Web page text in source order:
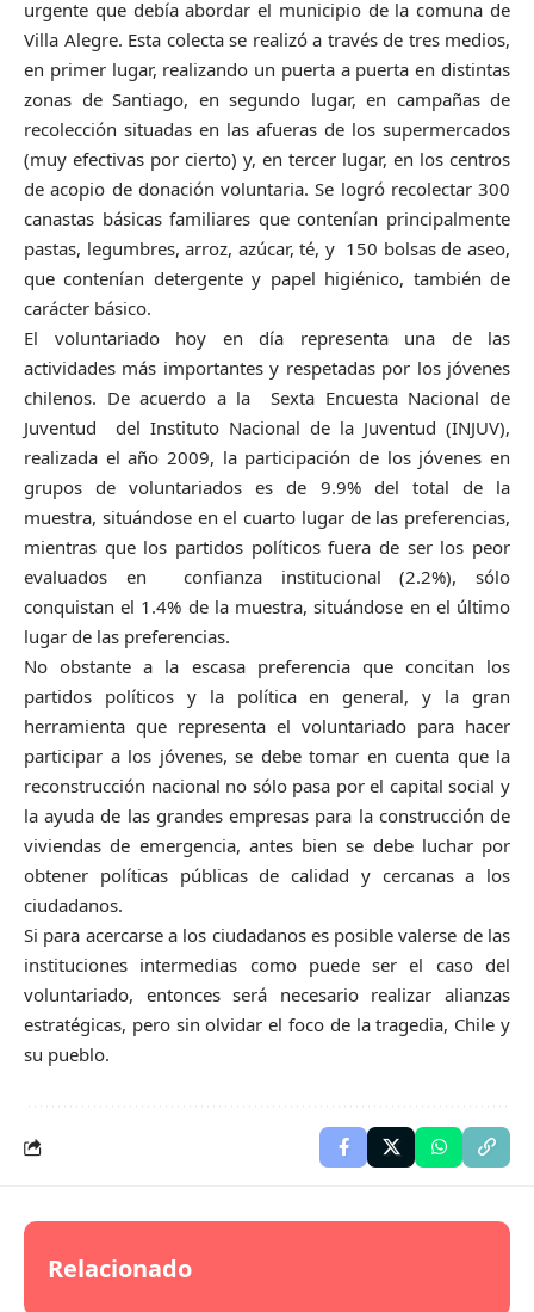
urgente que debía abordar el municipio de la comuna de
Villa Alegre. Esta colecta se realizó a través de tres medios,
en primer lugar, realizando un puerta a puerta en distintas
zonas de Santiago, en segundo lugar, en campañas de
recolección situadas en las afueras de los supermercados
(muy efectivas por cierto) y, en tercer lugar, en los centros
de acopio de donación voluntaria. Se logró recolectar 300
canastas básicas familiares que contenían principalmente
pastas, legumbres, arroz, azúcar, té, y 150 bolsas de aseo,
que contenían detergente y papel higiénico, también de
carácter básico.
El voluntariado hoy en día representa una de las
actividades más importantes y respetadas por los jóvenes
chilenos. De acuerdo a la Sexta Encuesta Nacional de
Juventud del Instituto Nacional de la Juventud (INJUV),
realizada el año 2009, la participación de los jóvenes en
grupos de voluntariados es de 9.9% del total de la
muestra, situándose en el cuarto lugar de las preferencias,
mientras que los partidos políticos fuera de ser los peor
evaluados en confianza institucional (2.2%), sólo
conquistan el 1.4% de la muestra, situándose en el último
lugar de las preferencias.
No obstante a la escasa preferencia que concitan los
partidos políticos y la política en general, y la gran
herramienta que representa el voluntariado para hacer
participar a los jóvenes, se debe tomar en cuenta que la
reconstrucción nacional no sólo pasa por el capital social y
la ayuda de las grandes empresas para la construcción de
viviendas de emergencia, antes bien se debe luchar por
obtener políticas públicas de calidad y cercanas a los
ciudadanos.
Si para acercarse a los ciudadanos es posible valerse de las
instituciones intermedias como puede ser el caso del
voluntariado, entonces será necesario realizar alianzas
estratégicas, pero sin olvidar el foco de la tragedia, Chile y
su pueblo.
Relacionado